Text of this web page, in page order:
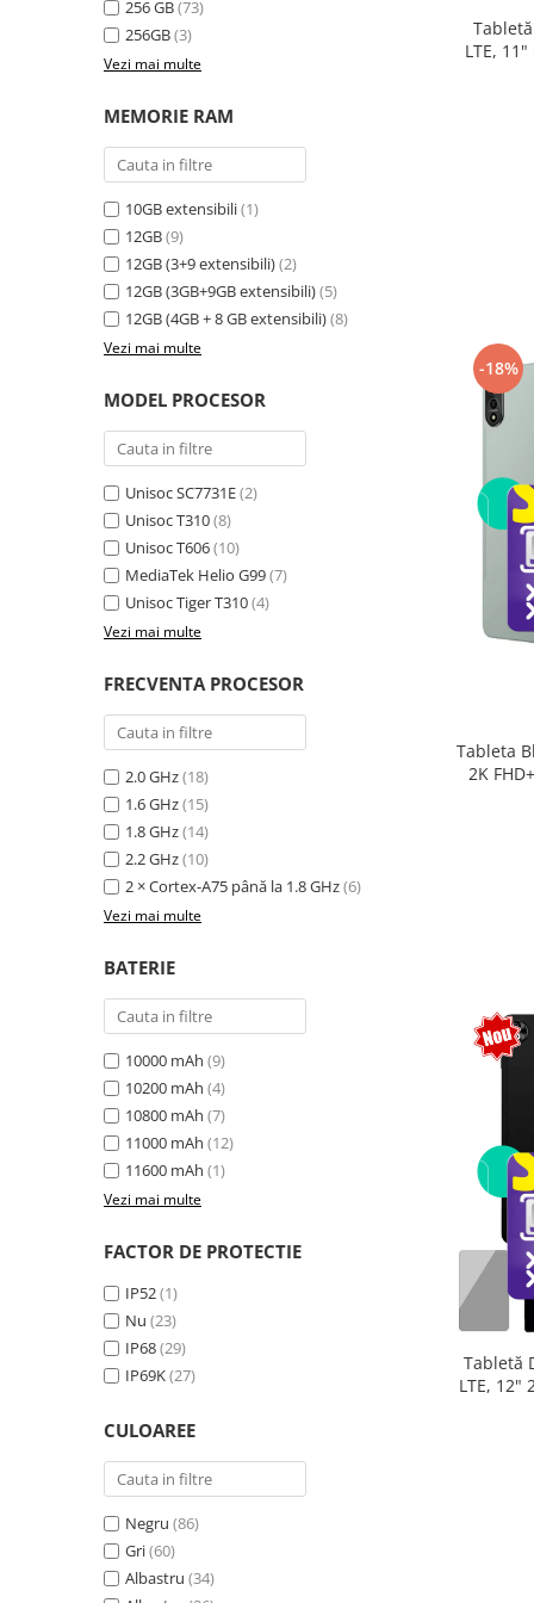
electrică portabile
Panouri solare portabile
Statii incarcare masini electrice
Media player cu Android
Produse resigilate
Termometre non contact
Aspiratoare robot, piese si accesorii
Piese de schimb telefoane mobile
256 GB(73)
256GB(3)
Vezi mai multe
MEMORIE RAM
10GB extensibili(1)
12GB(9)
12GB (3+9 extensibili)(2)
12GB (3GB+9GB extensibili)(5)
12GB (4GB + 8 GB extensibili)(8)
Vezi mai multe
MODEL PROCESOR
Unisoc SC7731E(2)
Unisoc T310(8)
Unisoc T606(10)
MediaTek Helio G99(7)
Unisoc Tiger T310(4)
Vezi mai multe
FRECVENTA PROCESOR
2.0 GHz(18)
1.6 GHz(15)
1.8 GHz(14)
2.2 GHz(10)
2 × Cortex-A75 până la 1.8 GHz(6)
Vezi mai multe
BATERIE
10000 mAh (9)
10200 mAh (4)
10800 mAh (7)
11000 mAh (12)
11600 mAh (1)
Vezi mai multe
FACTOR DE PROTECTIE
IP52(1)
Nu (23)
IP68(29)
IP69K(27)
CULOAREE
Negru (86)
Gri(60)
Albastru (34)
LTE, 11"
-18%
Tableta
2K
Tabletă
LTE, 12"